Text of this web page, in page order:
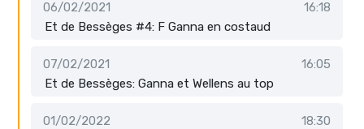
06/02/2021
16:18
Et de Bessèges #4: F Ganna en costaud
07/02/2021
16:05
Et de Bessèges: Ganna et Wellens au top
01/02/2022
18:30